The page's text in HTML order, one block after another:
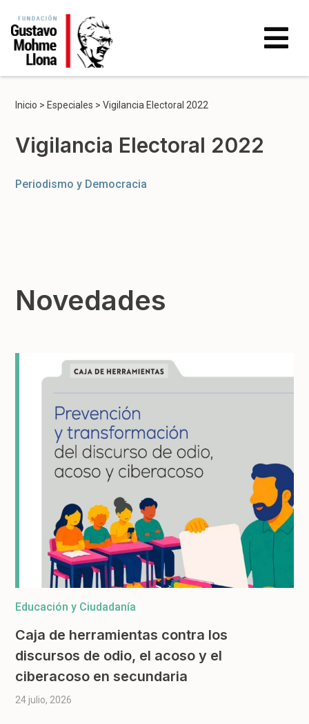
Inicio > Especiales >Vigilancia Electoral 2022
Vigilancia Electoral 2022
Periodismo y Democracia
Novedades
Educación y Ciudadanía
Caja de herramientas contra los
discursos de odio, el acoso y el
ciberacoso en secundaria
24 julio, 2026